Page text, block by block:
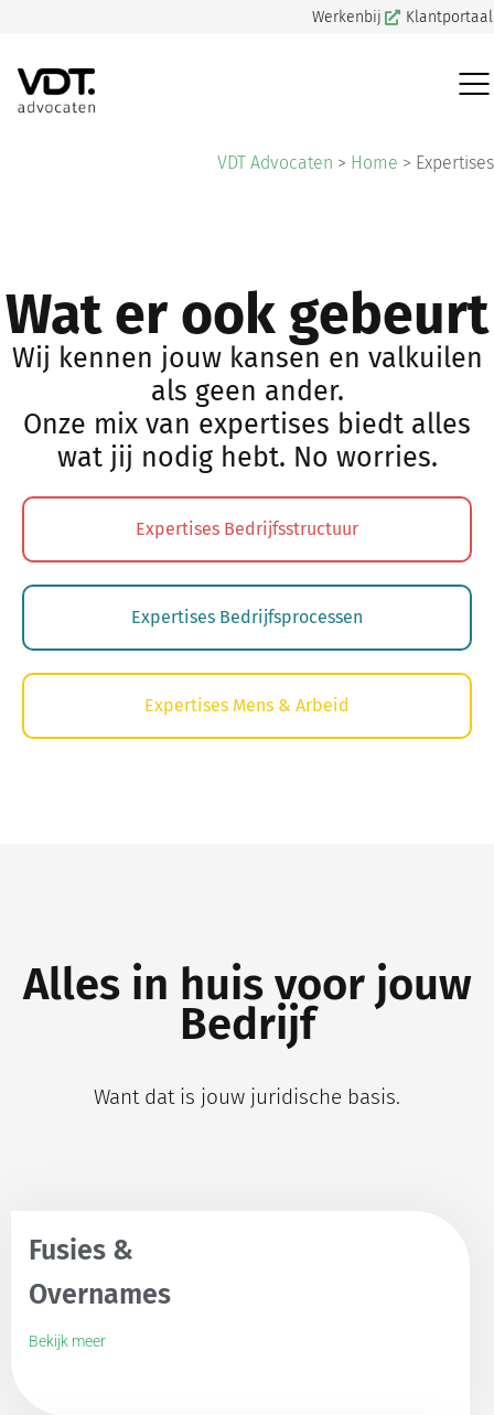
Werkenbij Klantportaal
VDT Advocaten > Home > Expertises
Wat er ook gebeurt
Wij kennen jouw kansen en valkuilen
als geen ander.
Onze mix van expertises biedt alles
wat jij nodig hebt. ​No worries.
Expertises Bedrijfsstructuur
Expertises Bedrijfsprocessen
Expertises Mens & Arbeid
Alles in huis voor jouw
Bedrijf
Want dat is jouw juridische basis.
Fusies &
Overnames
Bekijk meer